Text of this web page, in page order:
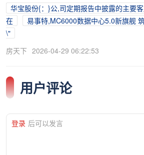
华宝股份{：}公,司定期报告中披露的主要
在
易事特,MC6000数据中心5.0新旗舰
\"
房天下 2026-04-29 06:22:53
用户评论
登录 后可以发言